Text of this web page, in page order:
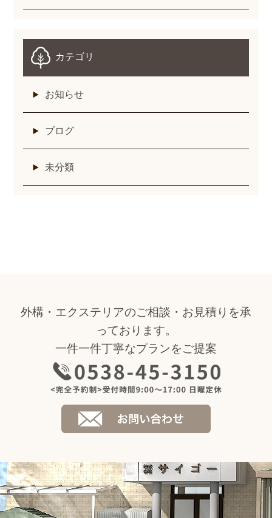
カテゴリ
お知らせ
ブログ
未分類
外構・エクステリアのご相談・お見積りを承
っております。
一件一件丁寧なプランをご提案